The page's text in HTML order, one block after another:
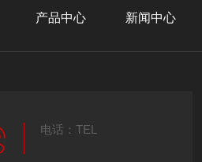
产品中心 新闻中心
电话：TEL